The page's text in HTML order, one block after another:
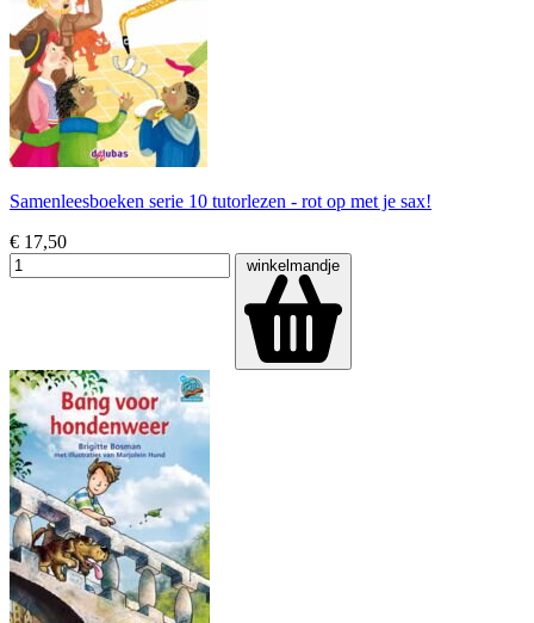
Samenleesboeken serie 10 tutorlezen - rot op met je sax!
€ 17,50
winkelmandje